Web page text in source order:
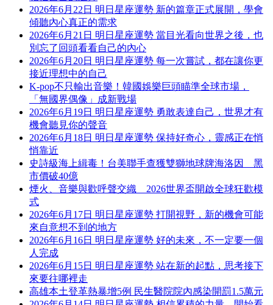
2026年6月22日 明日星座運勢 新的篇章正式展開，學會
傾聽內心真正的需求
2026年6月21日 明日星座運勢 當目光看向世界之後，也
別忘了回頭看看自己的內心
2026年6月20日 明日星座運勢 每一次嘗試，都在讓你更
接近理想中的自己
K-pop不只輸出音樂！韓國娛樂巨頭瞄準全球市場，
「無國界偶像」成新戰場
2026年6月19日 明日星座運勢 勇敢表達自己，世界才有
機會聽見你的聲音
2026年6月18日 明日星座運勢 保持好奇心，靈感正在悄
悄靠近
史詩級海上緝毒！台美聯手查獲雙獅地球牌海洛因 黑
市價破40億
煙火、音樂與歡呼聲交織 2026世界盃開啟全球狂歡模
式
2026年6月17日 明日星座運勢 打開視野，新的機會可能
來自意想不到的地方
2026年6月16日 明日星座運勢 好的未來，不一定要一個
人完成
2026年6月15日 明日星座運勢 站在新的起點，思考接下
來要往哪裡走
高雄本土登革熱暴增5例 民生醫院院內感染開罰1.5萬元